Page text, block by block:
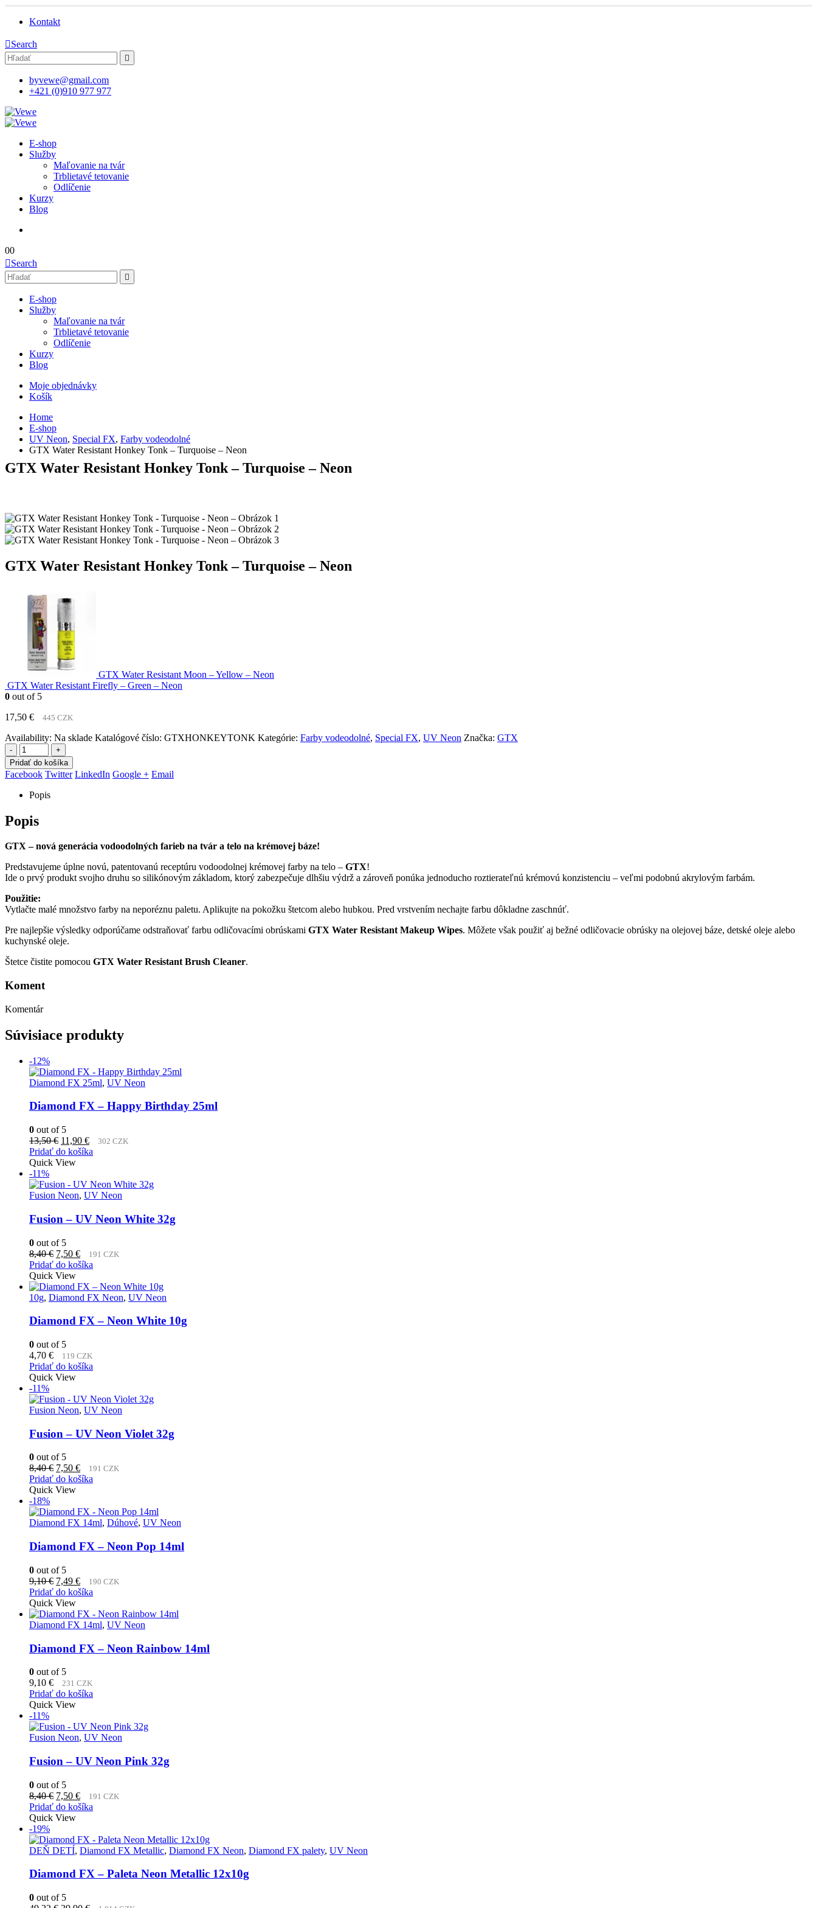
Kontakt
Search
byvewe@gmail.com
+421 (0)910 977 977
E-shop
Služby
Maľovanie na tvár
Trblietavé tetovanie
Odlíčenie
Kurzy
Blog
00
Search
E-shop
Služby
Maľovanie na tvár
Trblietavé tetovanie
Odlíčenie
Kurzy
Blog
Moje objednávky
Košík
Home
E-shop
UV Neon, Special FX, Farby vodeodolné
GTX Water Resistant Honkey Tonk – Turquoise – Neon
GTX Water Resistant Honkey Tonk – Turquoise – Neon
GTX Water Resistant Honkey Tonk – Turquoise – Neon
GTX Water Resistant Moon – Yellow – Neon
GTX Water Resistant Firefly – Green – Neon
0 out of 5
17,50 € 445 CZK
Availability: Na sklade Katalógové číslo: GTXHONKEYTONK Kategórie: Farby vodeodolné, Special FX, UV Neon Značka: GTX
-
+
Pridať do košíka
Facebook Twitter LinkedIn Google + Email
Popis
Popis
GTX – nová generácia vodoodolných farieb na tvár a telo na krémovej báze!
Predstavujeme úplne novú, patentovanú receptúru vodoodolnej krémovej farby na telo – GTX!
Ide o prvý produkt svojho druhu so silikónovým základom, ktorý zabezpečuje dlhšiu výdrž a zároveň ponúka jednoducho roztierateľnú krémovú konzistenciu – veľmi podobnú akrylovým farbám.
Použitie:
Vytlačte malé množstvo farby na neporéznu paletu. Aplikujte na pokožku štetcom alebo hubkou. Pred vrstvením nechajte farbu dôkladne zaschnúť.
Pre najlepšie výsledky odporúčame odstraňovať farbu odličovacími obrúskami GTX Water Resistant Makeup Wipes. Môžete však použiť aj bežné odličovacie obrúsky na olejovej báze, detské oleje alebo
kuchynské oleje.
Štetce čistite pomocou GTX Water Resistant Brush Cleaner.
Koment
Komentár
Súvisiace produkty
-12%
Diamond FX 25ml, UV Neon
Diamond FX – Happy Birthday 25ml
0 out of 5
13,50€ Pôvodná
cena
bola:
11,90 €Aktuálna
cena
302 CZK
Pridať do košíka
Quick View
-11%
Fusion Neon, UV Neon
Fusion – UV Neon White 32g
0 out of 5
8,40€ Pôvodná
cena
bola:
8,40 €.
7,50 €Aktuálna
cena
7,50 €.
191 CZK
Pridať do košíka
Quick View
10g, Diamond FX Neon, UV Neon
Diamond FX – Neon White 10g
0 out of 5
4,70 € 119 CZK
Pridať do košíka
Quick View
-11%
Fusion Neon, UV Neon
Fusion – UV Neon Violet 32g
0 out of 5
8,40€ Pôvodná
cena
bola:
7,50 €Aktuálna
cena
191 CZK
Pridať do košíka
Quick View
-18%
Diamond FX 14ml, Dúhové, UV Neon
Diamond FX – Neon Pop 14ml
0 out of 5
9,10€ Pôvodná
cena
bola:
9,10 €.
7,49 €Aktuálna
cena
7,49 €.
190 CZK
Pridať do košíka
Quick View
Diamond FX 14ml, UV Neon
Diamond FX – Neon Rainbow 14ml
0 out of 5
9,10 € 231 CZK
Pridať do košíka
Quick View
-11%
Fusion Neon, UV Neon
Fusion – UV Neon Pink 32g
0 out of 5
8,40€ Pôvodná
cena
bola:
7,50 €Aktuálna
cena
191 CZK
Pridať do košíka
Quick View
-19%
DEŇ DETÍ, Diamond FX Metallic, Diamond FX Neon, Diamond FX palety, UV Neon
Diamond FX – Paleta Neon Metallic 12x10g
0 out of 5